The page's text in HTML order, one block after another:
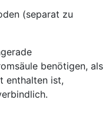
(separat zu
benötigen, als
enthalten ist,